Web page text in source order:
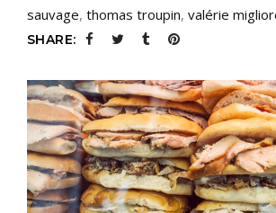
sauvage, thomas troupin, valérie
SHARE: